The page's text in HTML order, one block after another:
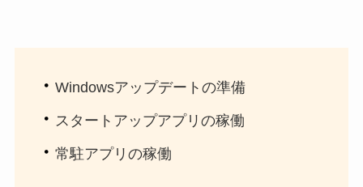
・ Windowsアップデートの準備
・ スタートアップアプリの稼働
・ 常駐アプリの稼働